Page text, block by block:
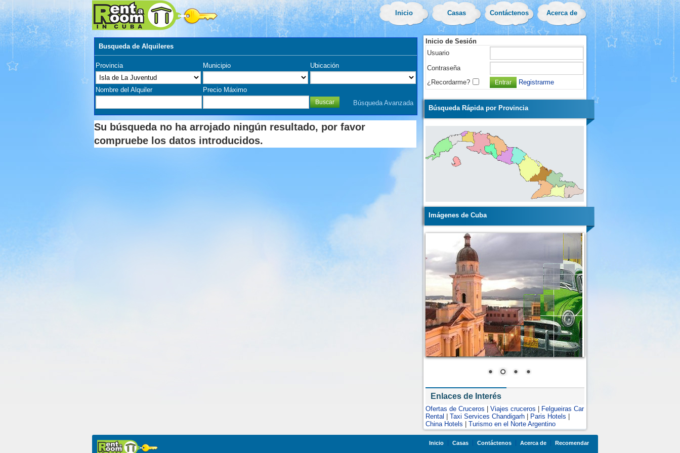
Inicio Casas Contáctenos Acerca de
Busqueda de Alquileres
Provincia Municipio Ubicación
Nombre del Alquiler
Precio Máximo
Búsqueda Avanzada
Su búsqueda no ha arrojado ningún resultado, por favor
compruebe los datos introducidos.
Inicio de Sesión
Usuario
Contraseña
¿Recordarme?
Registrarme
Búsqueda Rápida por Provincia
Imágenes de Cuba
Enlaces de Interés
Ofertas de Cruceros Viajes cruceros
Felgueiras Car
Rental
Taxi Services Chandigarh Paris Hotels
China Hotels
Turismo en el Norte Argentino
Inicio Casas Contáctenos Acerca de Recomendar